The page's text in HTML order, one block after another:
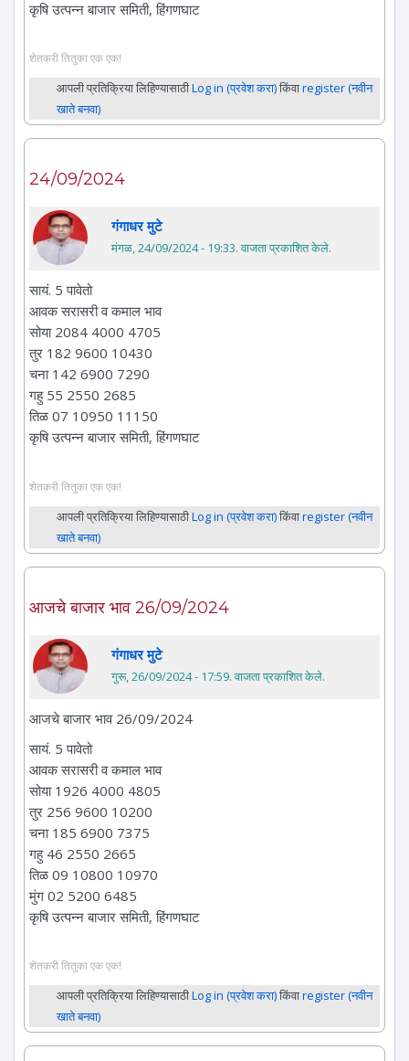
कृषि उत्पन्न बाजार समिती, हिंगणघाट
शेतकरी तितुका एक एक!
आपली प्रतिक्रिया लिहिण्यासाठीLog in (प्रवेश करा)किंवाregister (नवीन
खाते बनवा)
24/09/2024
गंगाधर मुटे
मंगळ, 24/09/2024 - 19:33. वाजता प्रकाशित केले.
सायं. 5 पावेतो
आवक सरासरी व कमाल भाव
सोया 2084 4000 4705
तुर 182 9600 10430
चना 142 6900 7290
गहु 55 2550 2685
तिळ 07 10950 11150
कृषि उत्पन्न बाजार समिती, हिंगणघाट
शेतकरी तितुका एक एक!
आपली प्रतिक्रिया लिहिण्यासाठीLog in (प्रवेश करा)किंवाregister (नवीन
खाते बनवा)
आजचे बाजार भाव 26/09/2024
गंगाधर मुटे
गुरू, 26/09/2024 - 17:59. वाजता प्रकाशित केले.
आजचे बाजार भाव 26/09/2024
सायं. 5 पावेतो
आवक सरासरी व कमाल भाव
सोया 1926 4000 4805
तुर 256 9600 10200
चना 185 6900 7375
गहु 46 2550 2665
तिळ 09 10800 10970
मुंग 02 5200 6485
कृषि उत्पन्न बाजार समिती, हिंगणघाट
शेतकरी तितुका एक एक!
आपली प्रतिक्रिया लिहिण्यासाठीLog in (प्रवेश करा)किंवाregister (नवीन
खाते बनवा)